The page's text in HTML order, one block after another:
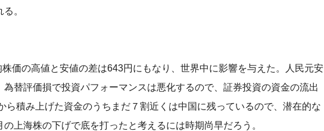
。
価の高値と安値の差は643円にもなり、世界中に影響を与えた。人民元安
替評価損で投資パフォーマンスは悪化するので、証券投資の資金の流出
ら積み上げた資金のうちまだ７割近くは中国に残っているので、潜在的な
上海株の下げで底を打ったと考えるには時期尚早だろう。